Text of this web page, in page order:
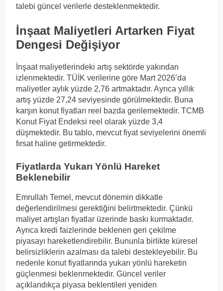
talebi güncel verilerle desteklenmektedir.
İnşaat Maliyetleri Artarken Fiyat
Dengesi Değişiyor
İnşaat maliyetlerindeki artış sektörde yakından
izlenmektedir. TÜİK verilerine göre Mart 2026’da
maliyetler aylık yüzde 2,76 artmaktadır. Ayrıca yıllık
artış yüzde 27,24 seviyesinde görülmektedir. Buna
karşın konut fiyatları reel bazda gerilemektedir. TCMB
Konut Fiyat Endeksi reel olarak yüzde 3,4
düşmektedir. Bu tablo, mevcut fiyat seviyelerini önemli
fırsat haline getirmektedir.
Fiyatlarda Yukarı Yönlü Hareket
Beklenebilir
Emrullah Temel, mevcut dönemin dikkatle
değerlendirilmesi gerektiğini belirtmektedir. Çünkü
maliyet artışları fiyatlar üzerinde baskı kurmaktadır.
Ayrıca kredi faizlerinde beklenen geri çekilme
piyasayı hareketlendirebilir. Bununla birlikte küresel
belirsizliklerin azalması da talebi destekleyebilir. Bu
nedenle konut fiyatlarında yukarı yönlü hareketin
güçlenmesi beklenmektedir. Güncel veriler
açıklandıkça piyasa beklentileri yeniden